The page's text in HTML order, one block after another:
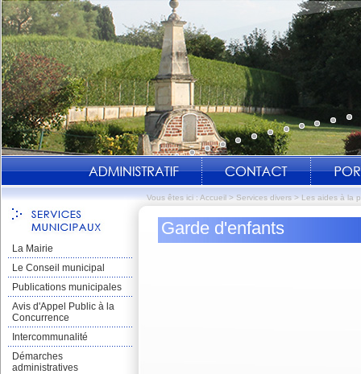
Vous êtes ici : Accueil > Services divers > Les aides à la
La Mairie
Le Conseil municipal
Publications municipales
Avis d'Appel Public à la
Concurrence
Intercommunalité
Démarches
administratives
Garde d'enfants